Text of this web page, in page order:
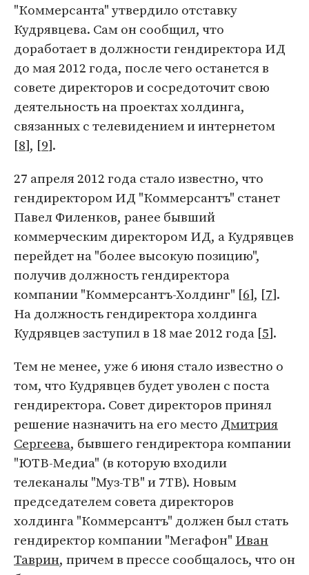
"Коммерсанта" утвердило отставку
Кудрявцева. Сам он сообщил, что
доработает в должности гендиректора ИД
до мая 2012 года, после чего останется в
совете директоров и сосредоточит свою
деятельность на проектах холдинга,
связанных с телевидением и интернетом
[8], [9].
27 апреля 2012 года стало известно, что
гендиректором ИД "Коммерсантъ" станет
Павел Филенков, ранее бывший
коммерческим директором ИД, а Кудрявцев
перейдет на "более высокую позицию",
получив должность гендиректора
компании "Коммерсантъ-Холдинг" [6], [7].
На должность гендиректора холдинга
Кудрявцев заступил в 18 мае 2012 года [5].
Тем не менее, уже 6 июня стало известно о
том, что Кудрявцев будет уволен с поста
гендиректора. Совет директоров принял
решение назначить на его место Дмитрия
Сергеева, бывшего гендиректора компании
"ЮТВ-Медиа" (в которую входили
телеканалы "Муз-ТВ" и 7ТВ). Новым
председателем совета директоров
холдинга "Коммерсантъ" должен был стать
гендиректор компании "Мегафон" Иван
Таврин, причем в прессе сообщалось, что он